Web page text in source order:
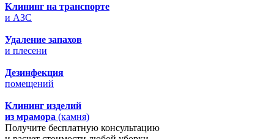
Клининг на транспорте
и АЗС
Удаление запахов
и плесени
Дезинфекция
помещений
Клининг изделий
из мрамора (камня)
Получите бесплатную консультацию